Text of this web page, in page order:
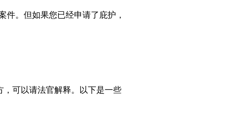
件。但如果您已经申请了庇护，
可以请法官解释。以下是一些